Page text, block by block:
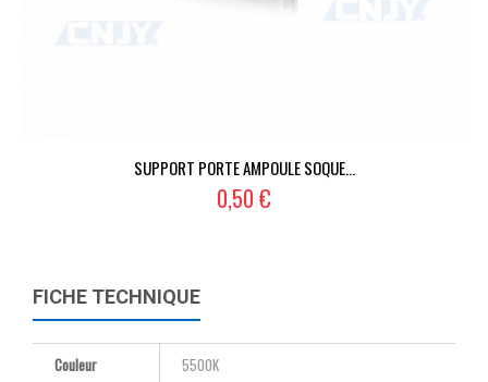
SUPPORT PORTE AMPOULE SOQUE...
0,50 €
FICHE TECHNIQUE
Couleur
5500K